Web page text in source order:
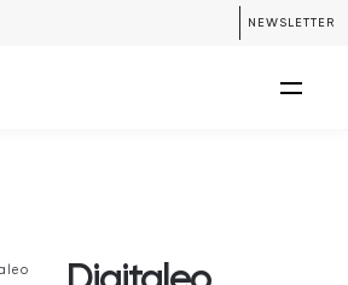
NEWSLETTER